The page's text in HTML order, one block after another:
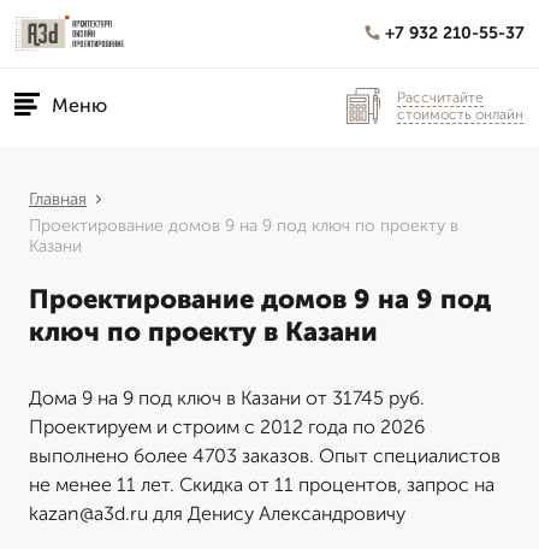
+7 932 210-55-37
Меню
Рассчитайте
стоимость онлайн
Главная
Проектирование домов 9 на 9 под ключ по проекту в
Казани
Проектирование домов 9 на 9 под
ключ по проекту в Казани
Дома 9 на 9 под ключ в Казани от 31745 руб.
Проектируем и строим с 2012 года по 2026
выполнено более 4703 заказов. Опыт специалистов
не менее 11 лет. Скидка от 11 процентов, запрос на
kazan@a3d.ru для Денису Александровичу